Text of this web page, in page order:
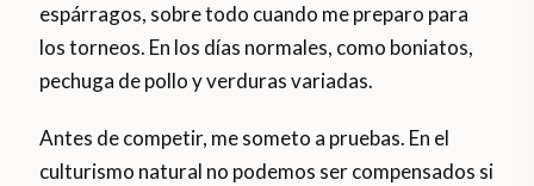
espárragos, sobre todo cuando me preparo para
los torneos. En los días normales, como boniatos,
pechuga de pollo y verduras variadas.
Antes de competir, me someto a pruebas. En el
culturismo natural no podemos ser compensados si